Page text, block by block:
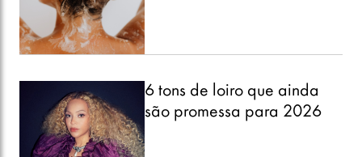
6 tons de loiro que ainda
são promessa para 2026